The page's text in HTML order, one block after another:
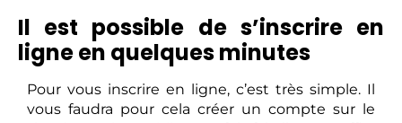
Il est possible de s’inscrire en
ligne en quelques minutes
Pour vous inscrire en ligne, c’est très simple. Il
vous faudra pour cela créer un compte sur le